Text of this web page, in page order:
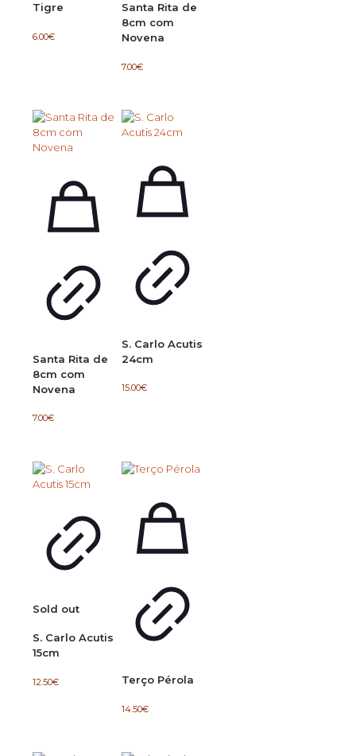
Tigre
6.00€
Santa Rita de
8cm com
Novena
7.00€
Santa Rita de
8cm com
Novena
7.00€
S. Carlo Acutis
24cm
15.00€
Sold out
S. Carlo Acutis
15cm
12.50€ Terço Pérola
14.50€